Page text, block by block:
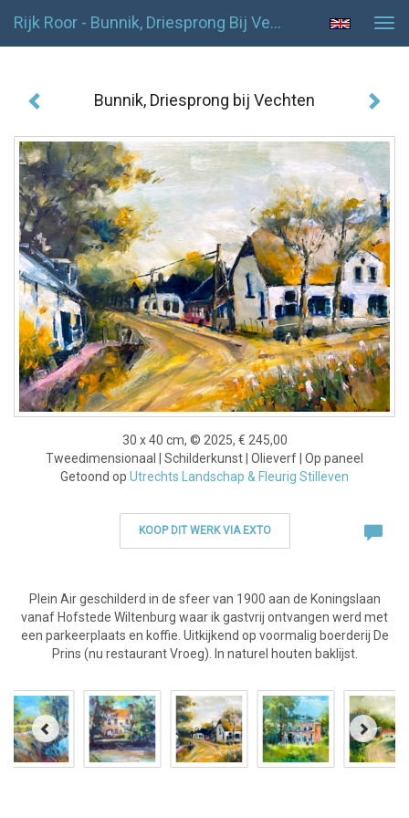
Rijk Roor - Bunnik, Driesprong Bij Vechten
Bunnik, Driesprong bij Vechten
30 x 40 cm, © 2025, € 245,00
Tweedimensionaal | Schilderkunst | Olieverf | Op paneel
Getoond op Utrechts Landschap & Fleurig Stilleven
KOOP DIT WERK VIA EXTO
Plein Air geschilderd in de sfeer van 1900 aan de Koningslaan
vanaf Hofstede Wiltenburg waar ik gastvrij ontvangen werd met
een parkeerplaats en koffie. Uitkijkend op voormalig boerderij De
Prins (nu restaurant Vroeg). In naturel houten baklijst.